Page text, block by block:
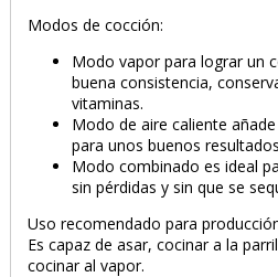
Modos de cocción:
Modo vapor para lograr un
buena consistencia,
vitaminas.
Modo de aire caliente
para unos buenos
Modo combinado es ideal
sin pérdidas y sin que se
Uso recomendado para
Es capaz de asar, cocinar a la
cocinar al vapor.